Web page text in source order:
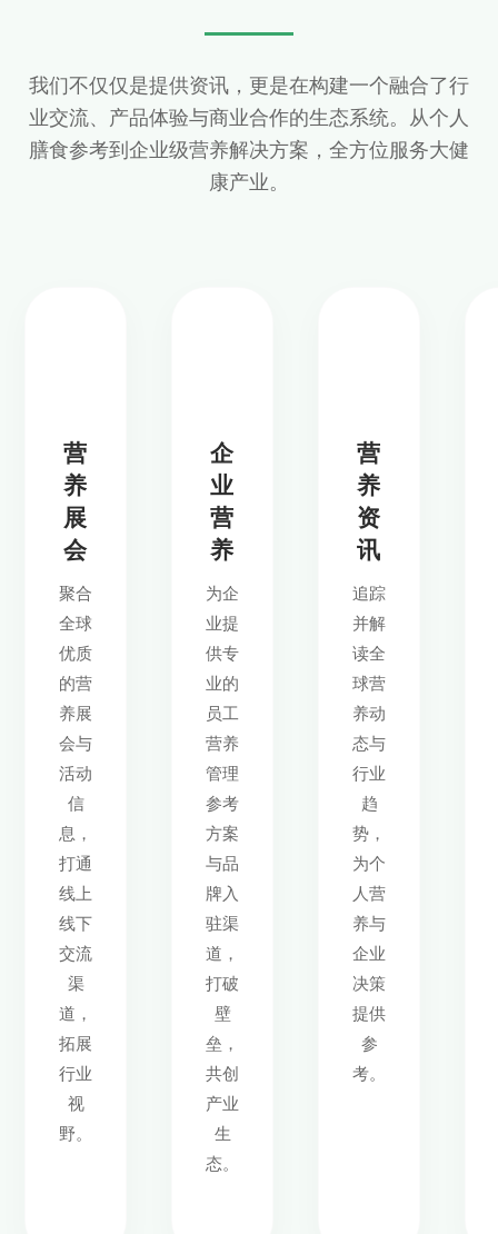
我们不仅仅是提供资讯，更是在构建一个融合了行
业交流、产品体验与商业合作的生态系统。从个人
膳食参考到企业级营养解决方案，全方位服务大健
康产业。
营
养
展
会
聚合
全球
优质
的营
养展
会与
活动
信
息，
打通
线上
线下
交流
渠
道，
拓展
行业
视
野。
企
业
营
养
为企
业提
供专
业的
员工
营养
管理
参考
方案
与品
牌入
驻渠
道，
打破
壁
垒，
共创
产业
生
态。
营
养
资
讯
追踪
并解
读全
球营
养动
态与
行业
趋
势，
为个
人营
养与
企业
决策
提供
参
考。